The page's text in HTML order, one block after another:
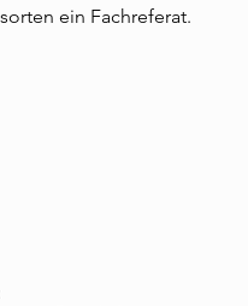
ein Fachreferat.